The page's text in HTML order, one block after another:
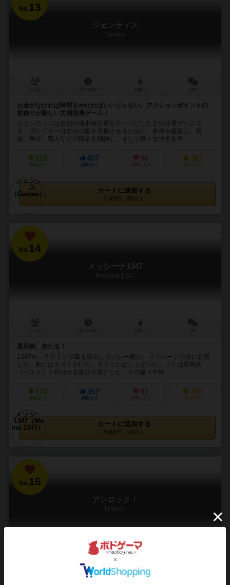
No.13
ジェンティス
Gentes
お金がなければ時間をかければいいじゃない。アクションポイントの
前借りが新しい文明発展ゲーム！
ジェンティスは古代の地中海沿岸をテーマにした文明発展ゲームで
す。プレイヤーは自分の国を発展させるために、都市を建築し、貴
族、学者、職人などの職業を訓練し、そして様々な技術を生...
219
興味あり
407
経験あり
96
お気に入り
361
持ってる
カートに追加する
7,480円（税込）
No.14
メッシーナ1347
Messina 1347
黒死病、来たる！
1347年、クリミア半島を出港したガレー船が、メッシーナの港に到着
した。船にはネズミがいた。ネズミにはノミがいた。ノミは黒死病
（ペスト）と呼ばれる疫病を媒介した。その後４年間...
174
興味あり
357
経験あり
91
お気に入り
276
持ってる
カートに追加する
8,800円（税込）
No.15
アンロック！
Unlock!
45～75分
謎解き脱出ゲームを、ボードゲームで！